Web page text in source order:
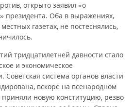
открыто заявил «о
президента. Оба в выражениях,
газетах, не постеснялись,
тридцатилетней давности стало
и экономическое
Советская система органов власти
вскоре на всенародном
приняли новую конституцию, резво